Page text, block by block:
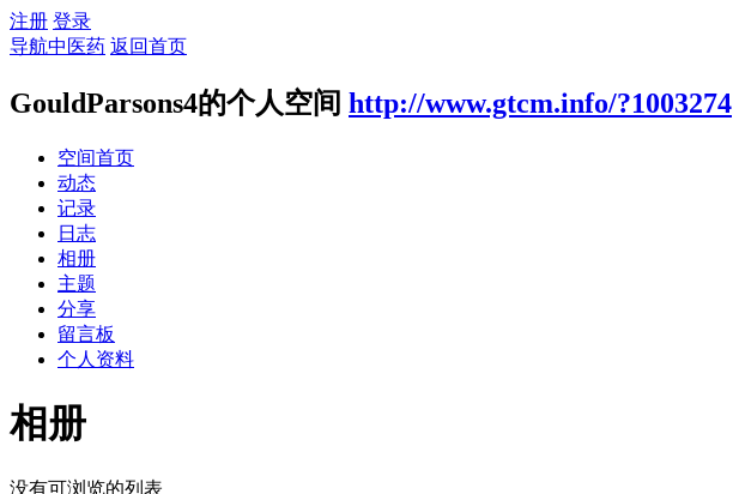
注册 登录
导航中医药 返回首页
GouldParsons4的个人空间 http://www.gtcm.info/?1003274
空间首页
动态
记录
日志
相册
主题
分享
留言板
个人资料
相册
没有可浏览的列表